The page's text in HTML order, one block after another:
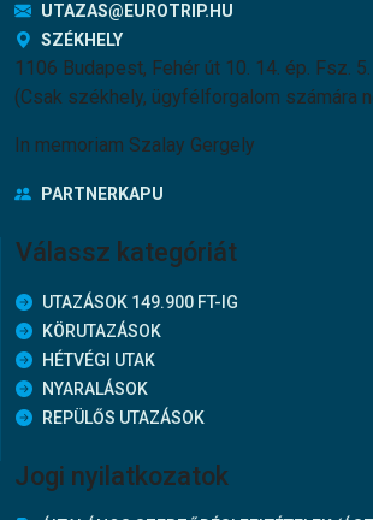
UTAZAS@EUROTRIP.HU
SZÉKHELY
1106 Budapest, Fehér út 10. 14. ép. Fsz. 5.
(Csak székhely, ügyfélforgalom számára
In memoriam Szalay Gergely
PARTNERKAPU
Válassz kategóriát
UTAZÁSOK 149.900 FT-IG
KÖRUTAZÁSOK
HÉTVÉGI UTAK
NYARALÁSOK
REPÜLŐS UTAZÁSOK
Jogi nyilatkozatok